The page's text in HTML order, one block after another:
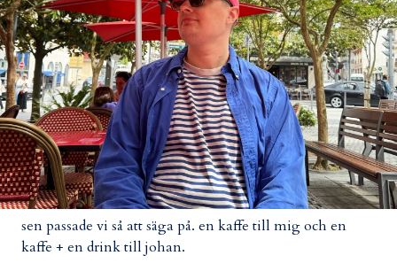
sen passade vi så att säga på. en kaffe till mig och en
kaffe + en drink till johan.